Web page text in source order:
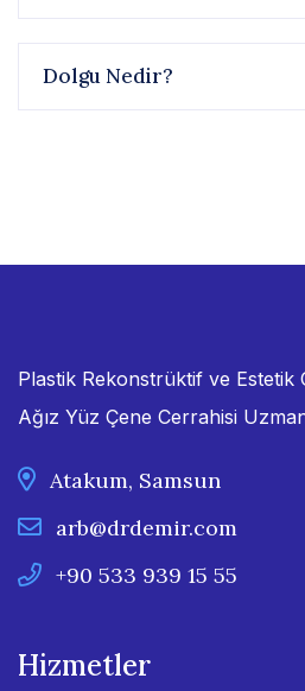
Dolgu Nedir?
Plastik Rekonstrüktif ve Estetik
Ağız Yüz Çene Cerrahisi
Atakum, Samsun
arb@drdemir.com
+90 533 939 15 55
Hizmetler